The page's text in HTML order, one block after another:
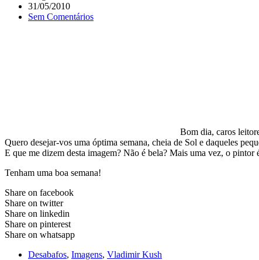
31/05/2010
Sem Comentários
Bom dia, caros
Quero desejar-vos uma óptima semana, cheia de Sol e daqueles
E que me dizem desta imagem? Não é bela? Mais uma vez, o
Tenham uma boa semana!
Share on facebook
Share on twitter
Share on linkedin
Share on pinterest
Share on whatsapp
Desabafos, Imagens, Vladimir Kush